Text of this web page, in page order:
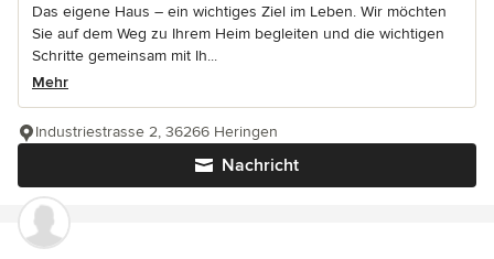
Das eigene Haus – ein wichtiges Ziel im Leben. Wir möchten
Sie auf dem Weg zu Ihrem Heim begleiten und die wichtigen
Schritte gemeinsam mit Ih...
Mehr
Nachricht
Industriestrasse 2, 36266 Heringen